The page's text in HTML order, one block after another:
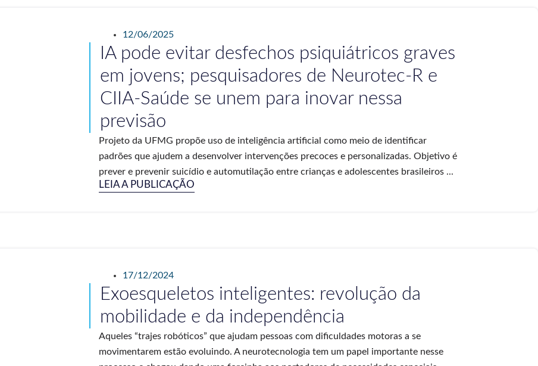
12/06/2025
IA pode evitar desfechos psiquiátricos graves
em jovens; pesquisadores de Neurotec-R e
CIIA-Saúde se unem para inovar nessa
previsão
Projeto da UFMG propõe uso de inteligência artificial como meio de identificar
padrões que ajudem a desenvolver intervenções precoces e personalizadas. Objetivo é
prever e prevenir suicídio e automutilação entre crianças e adolescentes brasileiros ...
LEIA A PUBLICAÇÃO
17/12/2024
Exoesqueletos inteligentes: revolução da
mobilidade e da independência
Aqueles “trajes robóticos” que ajudam pessoas com dificuldades motoras a se
movimentarem estão evoluindo. A neurotecnologia tem um papel importante nesse